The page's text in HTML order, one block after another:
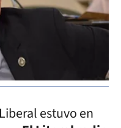
estuvo en